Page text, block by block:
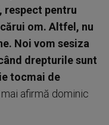
respect pentru
om. Altfel, nu
Noi vom sesiza
drepturile sunt
tocmai de
mai afirmă dominic